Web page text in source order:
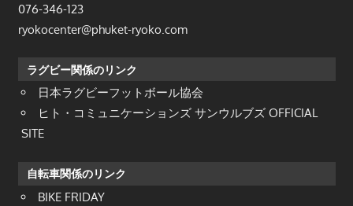
076-346-123
ryokocenter@phuket-ryoko.com
ラグビー関係のリンク
日本ラグビーフットボール協会
ヒト・コミュニケーションズ サンウルブズ OFFICIAL
SITE
自転車関係のリンク
BIKE FRIDAY